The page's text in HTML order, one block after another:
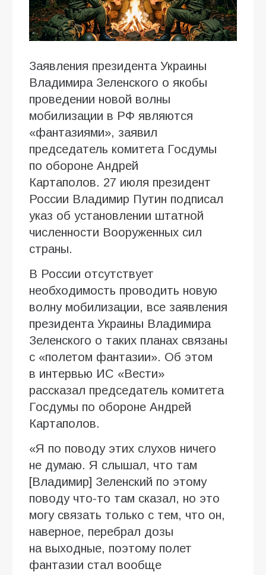
Заявления президента Украины
Владимира Зеленского о якобы
проведении новой волны
мобилизации в РФ являются
«фантазиями», заявил
председатель комитета Госдумы
по обороне Андрей
Картаполов. 27 июля президент
России Владимир Путин подписал
указ об установлении штатной
численности Вооруженных сил
страны.
В России отсутствует
необходимость проводить новую
волну мобилизации, все заявления
президента Украины Владимира
Зеленского о таких планах связаны
с «полетом фантазии». Об этом
в интервью ИC «Вести»
рассказал председатель комитета
Госдумы по обороне Андрей
Картаполов.
«Я по поводу этих слухов ничего
не думаю. Я слышал, что там
[Владимир] Зеленский по этому
поводу что-то там сказал, но это
могу связать только с тем, что он,
наверное, перебрал дозы
на выходные, поэтому полет
фантазии стал вообще